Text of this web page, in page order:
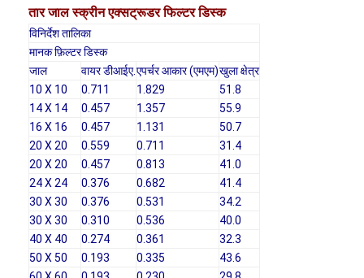
होम
उत्पाद
हमारे बारे में
तार जाल स्क्रीन एक्सट्रूडर फिल्टर डिस्क
विनिर्देश तालिका
मानक फ़िल्टर डिस्क
जाल
वायर डीआईए. एपर्चर आकार (एमएम)खुला क्षेत्र
10 X 10
0.711 1.829
51.8
14 X 14
0.457 1.357
55.9
16 X 16
0.457 1.131
50.7
20 X 20
0.559 0.711
31.4
20 X 20
0.457 0.813
41.0
24 X 24
0.376 0.682
41.4
30 X 30
0.376 0.531
34.2
30 X 30
0.310 0.536
40.0
40 X 40
0.274 0.361
32.3
50 X 50
0.193 0.335
43.6